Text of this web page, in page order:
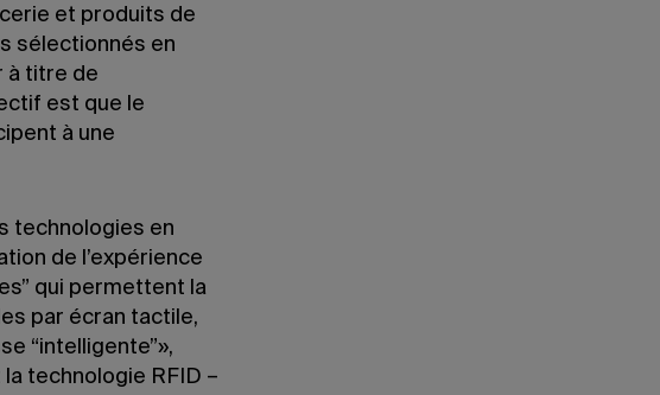
et produits de
sélectionnés en
à titre de
est que le
à une
technologies en
de l’expérience
qui permettent la
par écran tactile,
“intelligente”»,
technologie RFID –